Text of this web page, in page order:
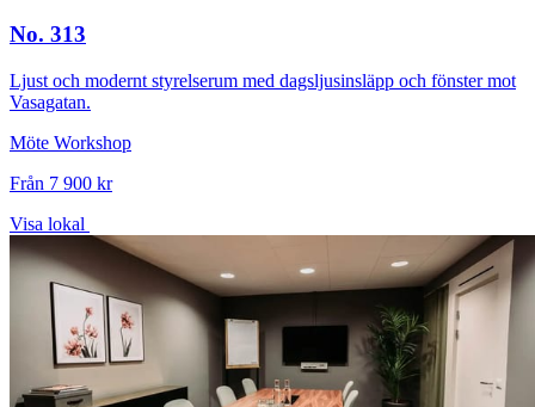
No. 313
Ljust och modernt styrelserum med dagsljusinsläpp och fönster mot
Vasagatan.
Möte Workshop
Från 7 900 kr
Visa lokal